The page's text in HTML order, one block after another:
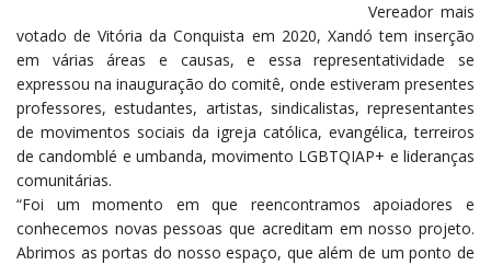
Vereador mais
votado de Vitória da Conquista em 2020, Xandó tem inserção
em várias áreas e causas, e essa representatividade se
expressou na inauguração do comitê, onde estiveram presentes
professores, estudantes, artistas, sindicalistas, representantes
de movimentos sociais da igreja católica, evangélica, terreiros
de candomblé e umbanda, movimento LGBTQIAP+ e lideranças
comunitárias.
“Foi um momento em que reencontramos apoiadores e
conhecemos novas pessoas que acreditam em nosso projeto.
Abrimos as portas do nosso espaço, que além de um ponto de